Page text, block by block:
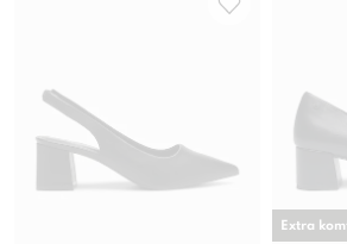
Extra